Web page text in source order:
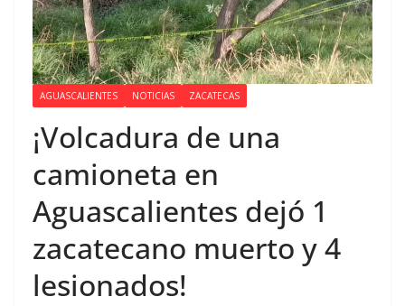
AGUASCALIENTES NOTICIAS ZACATECAS
¡Volcadura de una
camioneta en
Aguascalientes dejó 1
zacatecano muerto y 4
lesionados!